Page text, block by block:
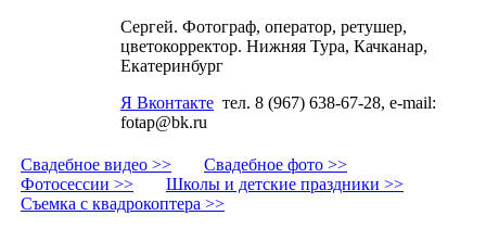
Сергей. Фотограф, оператор, ретушер,
цветокорректор. Нижняя Тура, Качканар,
Екатеринбург
Я Вконтакте тел. 8 (967) 638-67-28, e-mail:
fotap@bk.ru
Свадебное видео >>
Свадебное фото >>
Фотосессии >>
Школы и детские праздники >>
Съемка с квадрокоптера >>